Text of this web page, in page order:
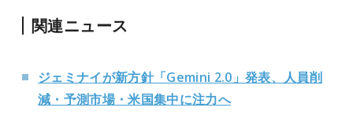
関連ニュース
ジェミナイが新方針「Gemini 2.0」発表、人員削
減・予測市場・米国集中に注力へ